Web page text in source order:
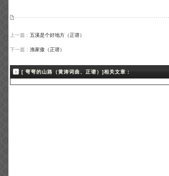
上一篇： 五溪是个好地方（正谱）
下一篇： 渔家傲（正谱）
[ 弯弯的山路（黄涛词曲、正谱）]相关文章：